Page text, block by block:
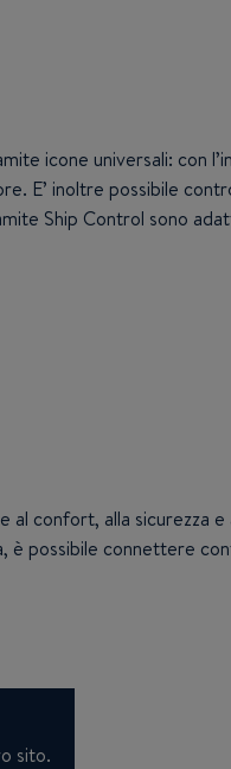
icone universali: con
inoltre possibile
Ship Control sono
confort, alla sicurezza
possibile connettere
sito.